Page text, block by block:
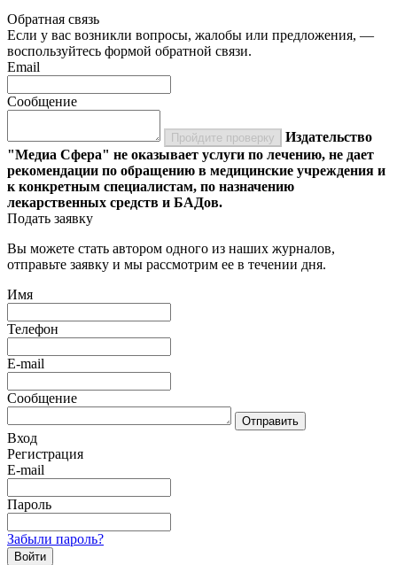
Обратная связь
Если у вас возникли вопросы, жалобы или предложения, —
воспользуйтесь формой обратной связи.
Email
Сообщение
Пройдите проверку
Издательство
"Медиа Сфера" не оказывает услуги по лечению, не дает
рекомендации по обращению в медицинские учреждения и
к конкретным специалистам, по назначению
лекарственных средств и БАДов.
Подать заявку
Вы можете стать автором одного из наших журналов,
отправьте заявку и мы рассмотрим ее в течении дня.
Имя
Телефон
E-mail
Сообщение
Отправить
Вход
Регистрация
E-mail
Пароль
Забыли пароль?
Войти